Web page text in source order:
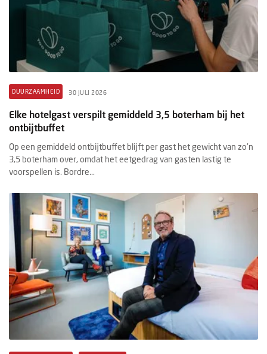
DUURZAAMHEID 30 JULI 2026
Elke hotelgast verspilt gemiddeld 3,5 boterham bij het
ontbijtbuffet
Op een gemiddeld ontbijtbuffet blijft per gast het gewicht van zo'n
3,5 boterham over, omdat het eetgedrag van gasten lastig te
voorspellen is. Bordre...